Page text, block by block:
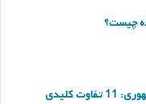
چیست؟
کلیدی